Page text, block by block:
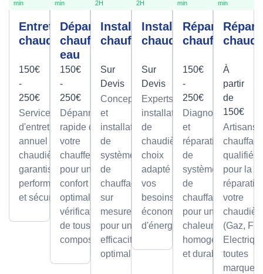
min
Entretien
chaudière
150€
-
250€
Service
d'entretien
annuel pour
chaudières,
garantissant
performance
et sécurité.
min
Dépannage
chauffe-
eau
150€
-
250€
Dépannage
rapide de
votre
chauffe-eau
pour un
confort
optimal avec
vérification
de tous les
composants.
2H
Installation
chauffage
Sur
Devis
Conception
et
installation
de
systèmes
de
chauffage
sur
mesure,
pour une
efficacité
optimale.
2H
Installation
chaudière
Sur
Devis
Experts en
installation
de
chaudières,
choix
adapté à
vos
besoins et
économies
d'énergie.
min
Réparation
chauffage
150€
-
250€
Diagnostic
et
réparation
de
systèmes
de
chauffage
pour une
chaleur
homogène
et durable.
min
À
partir
de
150€
Artisans
qualifiés
pour la
votre
(Gaz,
toutes
marques.